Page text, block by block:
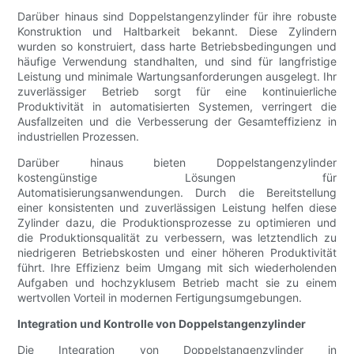
Darüber hinaus sind Doppelstangenzylinder für ihre robuste
Konstruktion und Haltbarkeit bekannt. Diese Zylindern
wurden so konstruiert, dass harte Betriebsbedingungen und
häufige Verwendung standhalten, und sind für langfristige
Leistung und minimale Wartungsanforderungen ausgelegt. Ihr
zuverlässiger Betrieb sorgt für eine kontinuierliche
Produktivität in automatisierten Systemen, verringert die
Ausfallzeiten und die Verbesserung der Gesamteffizienz in
industriellen Prozessen.
Darüber hinaus bieten Doppelstangenzylinder
kostengünstige Lösungen für
Automatisierungsanwendungen. Durch die Bereitstellung
einer konsistenten und zuverlässigen Leistung helfen diese
Zylinder dazu, die Produktionsprozesse zu optimieren und
die Produktionsqualität zu verbessern, was letztendlich zu
niedrigeren Betriebskosten und einer höheren Produktivität
führt. Ihre Effizienz beim Umgang mit sich wiederholenden
Aufgaben und hochzyklusem Betrieb macht sie zu einem
wertvollen Vorteil in modernen Fertigungsumgebungen.
Integration und Kontrolle von Doppelstangenzylinder
Die Integration von Doppelstangenzylinder in